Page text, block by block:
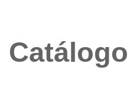
Catálogo